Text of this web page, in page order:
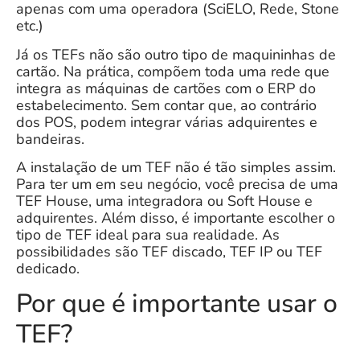
apenas com uma operadora (SciELO, Rede, Stone
etc.)
Já os TEFs não são outro tipo de maquininhas de
cartão. Na prática, compõem toda uma rede que
integra as máquinas de cartões com o ERP do
estabelecimento. Sem contar que, ao contrário
dos POS, podem integrar várias adquirentes e
bandeiras.
A instalação de um TEF não é tão simples assim.
Para ter um em seu negócio, você precisa de uma
TEF House, uma integradora ou Soft House e
adquirentes. Além disso, é importante escolher o
tipo de TEF ideal para sua realidade. As
possibilidades são TEF discado, TEF IP ou TEF
dedicado.
Por que é importante usar o
TEF?